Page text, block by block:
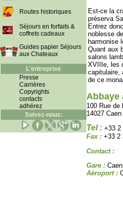
Routes historiques
Séjours en forfaits &
coffrets cadeaux
Guides papier Séjours
aux Chateaux
L'entreprise
Presse
Carrières
Copyrights
contacts
adhérez
Suivez-nous:
Est-ce la
préserva
Entrez
noblesse
harmonise
Quant aux
salons
XVIIIe, les
capitulaire,
de ce
Abbaye
100 Rue de
14027
Tel : +33 2
Fax : +33 2
Contact :
Gare :
Aéroport :